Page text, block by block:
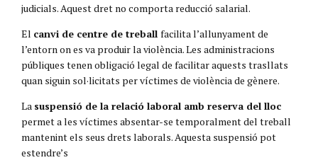
judicials. Aquest dret no comporta reducció salarial.
El canvi de centre de treball facilita l’allunyament de
l’entorn on es va produir la violència. Les administracions
públiques tenen obligació legal de facilitar aquests trasllats
quan siguin sol·licitats per víctimes de violència de gènere.
La suspensió de la relació laboral amb reserva del lloc
permet a les víctimes absentar-se temporalment del treball
mantenint els seus drets laborals. Aquesta suspensió pot
estendre’s